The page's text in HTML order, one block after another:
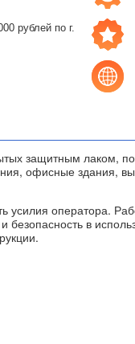
рублей по г.
защитным лаком,
офисные здания,
оператора.
в